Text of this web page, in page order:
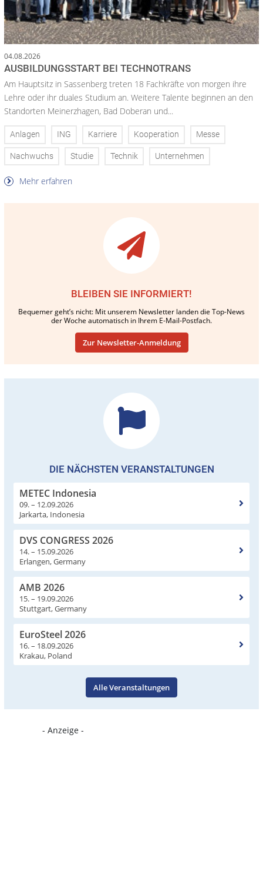
04.08.2026
AUSBILDUNGSSTART BEI TECHNOTRANS
Am Hauptsitz in Sassenberg treten 18 Fachkräfte von morgen ihre
Lehre oder ihr duales Studium an. Weitere Talente beginnen an den
Standorten Meinerzhagen, Bad Doberan und...
Anlagen ING Karriere Kooperation Messe
Nachwuchs Studie Technik Unternehmen
Mehr erfahren
BLEIBEN SIE INFORMIERT!
Bequemer geht’s nicht: Mit unserem Newsletter landen die Top-News
der Woche automatisch in Ihrem E-Mail-Postfach.
Zur Newsletter-Anmeldung
DIE NÄCHSTEN VERANSTALTUNGEN
METEC Indonesia
09. – 12.09.2026
Jarkarta, Indonesia
DVS CONGRESS 2026
14. – 15.09.2026
Erlangen, Germany
AMB 2026
15. – 19.09.2026
Stuttgart, Germany
EuroSteel 2026
16. – 18.09.2026
Krakau, Poland
Alle Veranstaltungen
- Anzeige -